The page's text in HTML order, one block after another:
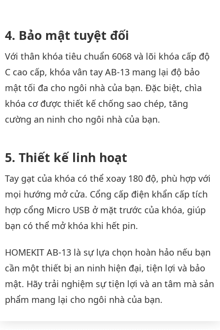
Bảo mật tuyệt đối
Với thân khóa tiêu chuẩn 6068 và lõi khóa cấp độ
C cao cấp, khóa vân tay AB-13 mang lại độ bảo
mật tối đa cho ngôi nhà của bạn. Đặc biệt, chìa
khóa cơ được thiết kế chống sao chép, tăng
cường an ninh cho ngôi nhà của bạn.
Thiết kế linh hoạt
Tay gạt của khóa có thể xoay 180 độ, phù hợp với
mọi hướng mở cửa. Cổng cấp điện khẩn cấp tích
hợp cổng Micro USB ở mặt trước của khóa, giúp
bạn có thể mở khóa khi hết pin.
HOMEKIT AB-13 là sự lựa chọn hoàn hảo nếu bạn
cần một thiết bị an ninh hiện đại, tiện lợi và bảo
mật. Hãy trải nghiệm sự tiện lợi và an tâm mà sản
phẩm mang lại cho ngôi nhà của bạn.